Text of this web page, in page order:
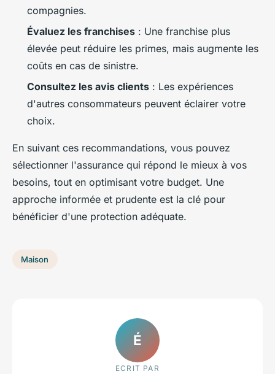
compagnies.
Évaluez les franchises : Une franchise plus
élevée peut réduire les primes, mais augmente les
coûts en cas de sinistre.
Consultez les avis clients : Les expériences
d'autres consommateurs peuvent éclairer votre
choix.
En suivant ces recommandations, vous pouvez
sélectionner l'assurance qui répond le mieux à vos
besoins, tout en optimisant votre budget. Une
approche informée et prudente est la clé pour
bénéficier d'une protection adéquate.
Maison
É
ECRIT PAR